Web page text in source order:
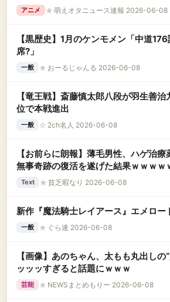
アニメ ★ 萌えオタニュース速報 2026-06-08
【黒歴史】1月のケンモメン「中道
席?」
一般 ★ おーるじゃんる 2026-06-08
【竜王戦】斎藤慎太郎八段が羽生善
位で本戦進出
一般 ☆ 2ch名人 2026-06-08
【お前らに朗報】薄毛男性、ハゲ治
無事奇跡の復活を遂げた結果ｗｗｗｗ
ｗ
Text ★ 貧乏暇なり 2026-06-08
新作『魔法騎士レイアース』エメロー
一般 ★ ぐら速 2026-06-08
【画像】あのちゃん、太もも丸出しの
ッッッすぎると話題にｗｗｗ
芸能 ★ NEWSまとめもりー 2026-06-08